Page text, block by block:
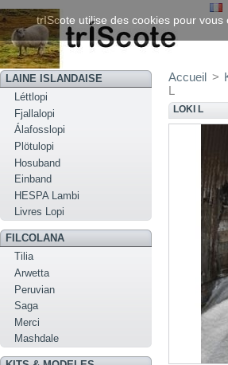
LAINE ISLANDAISE
Léttlopi
Fjallalopi
Álafosslopi
Plötulopi
Hosuband
Einband
HESPA Lambi
Livres Lopi
FILCOLANA
Tilia
Arwetta
Peruvian
Saga
Merci
Mashdale
Accueil >
L
LOKI L
trIScote utilise des cookies pour